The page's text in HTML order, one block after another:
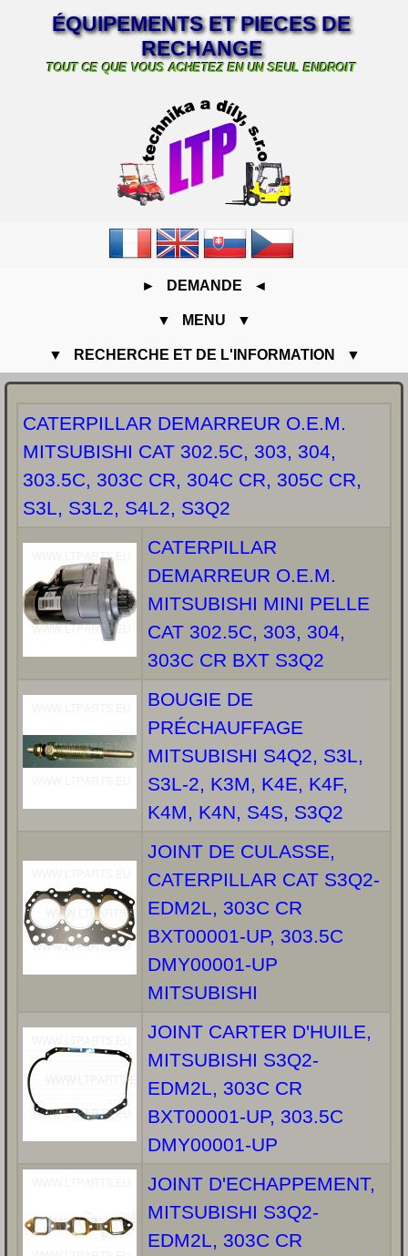
ÉQUIPEMENTS ET PIECES DE
RECHANGE
TOUT CE QUE VOUS ACHETEZ EN UN SEUL ENDROIT
► DEMANDE ◄
▼ MENU ▼
▼ RECHERCHE ET DE L'INFORMATION ▼
CATERPILLAR DEMARREUR O.E.M.
MITSUBISHI CAT 302.5C, 303, 304,
303.5C, 303C CR, 304C CR, 305C CR,
S3L, S3L2, S4L2, S3Q2
CATERPILLAR
DEMARREUR O.E.M.
MITSUBISHI MINI PELLE
CAT 302.5C, 303, 304,
303C CR BXT S3Q2
BOUGIE DE
PRÉCHAUFFAGE
MITSUBISHI S4Q2, S3L,
S3L-2, K3M, K4E, K4F,
K4M, K4N, S4S, S3Q2
JOINT DE CULASSE,
CATERPILLAR CAT S3Q2-
EDM2L, 303C CR
BXT00001-UP, 303.5C
DMY00001-UP
MITSUBISHI
JOINT CARTER D'HUILE,
MITSUBISHI S3Q2-
EDM2L, 303C CR
BXT00001-UP, 303.5C
DMY00001-UP
JOINT D'ECHAPPEMENT,
MITSUBISHI S3Q2-
EDM2L, 303C CR